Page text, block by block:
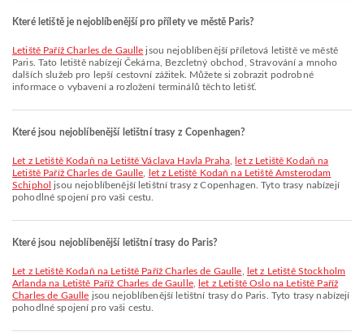
Které letiště je nejoblíbenější pro přílety ve městě Paris?
Letiště Paříž Charles de Gaulle jsou nejoblíbenější příletová letiště ve městě
Paris. Tato letiště nabízejí Čekárna, Bezcletný obchod, Stravování a mnoho
dalších služeb pro lepší cestovní zážitek. Můžete si zobrazit podrobné
informace o vybavení a rozložení terminálů těchto letišť.
Které jsou nejoblíbenější letištní trasy z Copenhagen?
let z Letiště Kodaň na Letiště Václava Havla Praha
let z Letiště Kodaň na
Letiště Paříž Charles de Gaulle
let z Letiště Kodaň na Letiště Amsterodam
Schiphol jsou nejoblíbenější letištní trasy z Copenhagen. Tyto trasy nabízejí
pohodlné spojení pro vaši cestu.
Které jsou nejoblíbenější letištní trasy do Paris?
let z Letiště Kodaň na Letiště Paříž Charles de Gaulle
let z Letiště Stockholm
Arlanda na Letiště Paříž Charles de Gaulle,
let z Letiště Oslo na Letiště Paříž
Charles de Gaulle jsou nejoblíbenější letištní trasy do Paris. Tyto trasy nabízejí
pohodlné spojení pro vaši cestu.